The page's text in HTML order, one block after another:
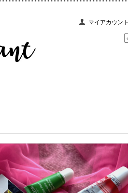
マイアカウント